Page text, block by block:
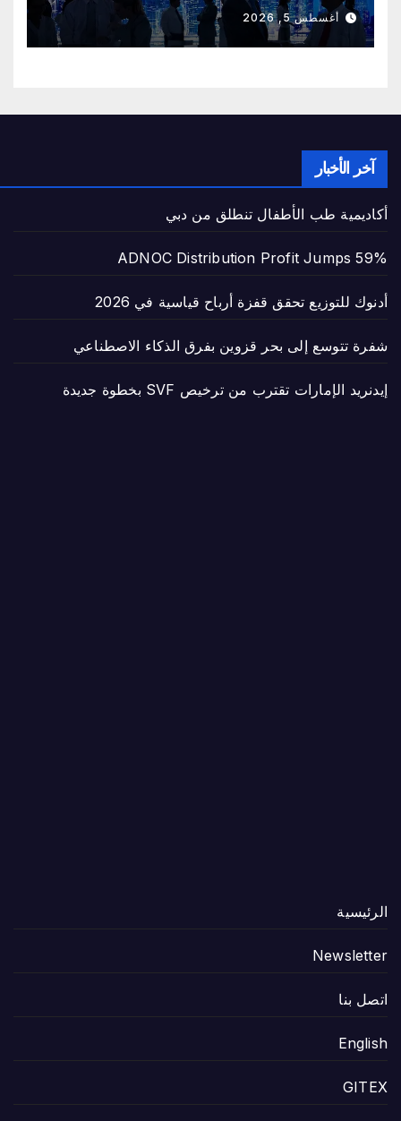
أغسطس 5, 2026
آخر الأخبار
أكاديمية طب الأطفال تنطلق من دبي
ADNOC Distribution Profit Jumps 59%
أدنوك للتوزيع تحقق قفزة أرباح قياسية في 2026
شفرة تتوسع إلى بحر قزوين بفرق الذكاء الاصطناعي
إيدنريد الإمارات تقترب من ترخيص SVF بخطوة جديدة
الرئيسية
Newsletter
اتصل بنا
English
GITEX